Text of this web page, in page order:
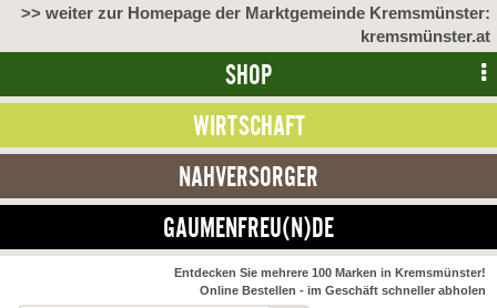
>> weiter zur Homepage der Marktgemeinde Kremsmünster:
kremsmünster.at
SHOP
WIRTSCHAFT
NAHVERSORGER
GAUMENFREU(N)DE
Entdecken Sie mehrere 100 Marken in Kremsmünster!
Online Bestellen - im Geschäft schneller abholen